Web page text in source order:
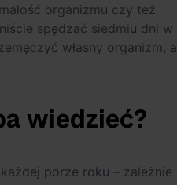
organizmu czy też
spędzać siedmiu dni w
własny organizm, a
wiedzieć?
porze roku – zależnie